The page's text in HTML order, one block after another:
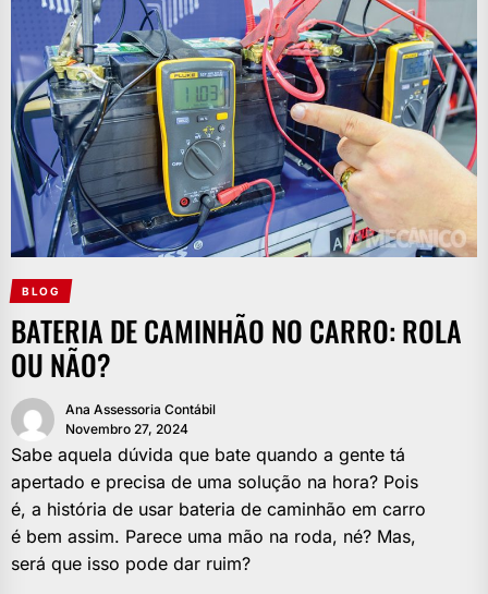
BLOG
BATERIA DE CAMINHÃO NO CARRO: ROLA
OU NÃO?
Ana Assessoria Contábil
Novembro 27, 2024
Sabe aquela dúvida que bate quando a gente tá
apertado e precisa de uma solução na hora? Pois
é, a história de usar bateria de caminhão em carro
é bem assim. Parece uma mão na roda, né? Mas,
será que isso pode dar ruim?